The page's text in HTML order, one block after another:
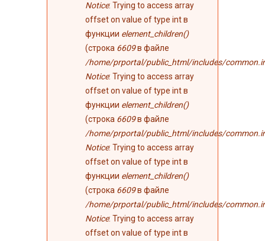
Notice: Trying to access array
offset on value of type int в
функции element_children()
(строка 6609в файле
/home/prportal/public_html/includes/
Notice: Trying to access array
offset on value of type int в
функции element_children()
(строка 6609в файле
/home/prportal/public_html/includes/
Notice: Trying to access array
offset on value of type int в
функции element_children()
(строка 6609в файле
/home/prportal/public_html/includes/
Notice: Trying to access array
offset on value of type int в